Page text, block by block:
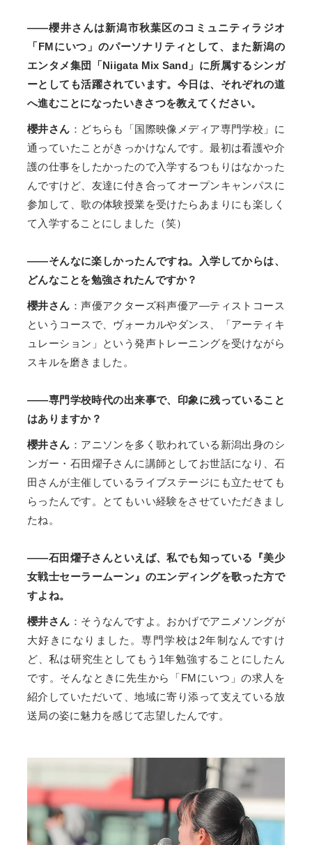
――櫻井さんは新潟市秋葉区のコミュニティラジオ
「FMにいつ」のパーソナリティとして、また新潟の
エンタメ集団「Niigata Mix Sand」に所属するシンガ
ーとしても活躍されています。今日は、それぞれの道
へ進むことになったいきさつを教えてください。
櫻井さん ：どちらも「国際映像メディア専門学校」に
通っていたことがきっかけなんです。最初は看護や介
護の仕事をしたかったので入学するつもりはなかった
んですけど、友達に付き合ってオープンキャンパスに
参加して、歌の体験授業を受けたらあまりにも楽しく
て入学することにしました（笑）
――そんなに楽しかったんですね。入学してからは、
どんなことを勉強されたんですか？
櫻井さん ：声優アクターズ科声優ア—ティストコース
というコースで、ヴォーカルやダンス、「アーティキ
ュレーション」という発声トレーニングを受けながら
スキルを磨きました。
――専門学校時代の出来事で、印象に残っていること
はありますか？
櫻井さん ：アニソンを多く歌われている新潟出身のシ
ンガー・石田燿子さんに講師としてお世話になり、石
田さんが主催しているライブステージにも立たせても
らったんです。とてもいい経験をさせていただきまし
たね。
――石田燿子さんといえば、私でも知っている『美少
女戦士セーラームーン』のエンディングを歌った方で
すよね。
櫻井さん ：そうなんですよ。おかげでアニメソングが
大好きになりました。専門学校は2年制なんですけ
ど、私は研究生としてもう1年勉強することにしたん
です。そんなときに先生から「FMにいつ」の求人を
紹介していただいて、地域に寄り添って支えている放
送局の姿に魅力を感じて志望したんです。